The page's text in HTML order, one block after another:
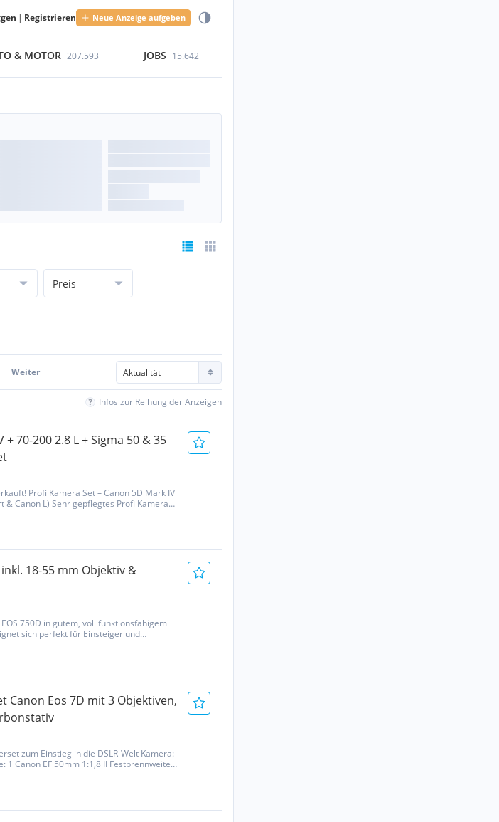
| Registrieren Neue Anzeige aufgeben
& MOTOR 207.593 JOBS 15.642
Preis
Weiter
Infos zur Reihung der Anzeigen
+ 70-200 2.8 L + Sigma 50 & 35
Profi Kamera Set – Canon 5D Mark IV
& Canon L) Sehr gepflegtes Profi Kamera
wurde ausschließlich für Familien-
und immer sorgfältig...
inkl. 18-55 mm Objektiv &
750D in gutem, voll funktionsfähigem
sich perfekt für Einsteiger und
und liefert hervorragende
enthalten: * Canon EOS 750D
Canon Eos 7D mit 3 Objektiven,
zum Einstieg in die DSLR-Welt Kamera:
1 Canon EF 50mm 1:1,8 II Festbrennweite 2
3 Canon EFS 18-135mm
2 Compactflash- Karten...